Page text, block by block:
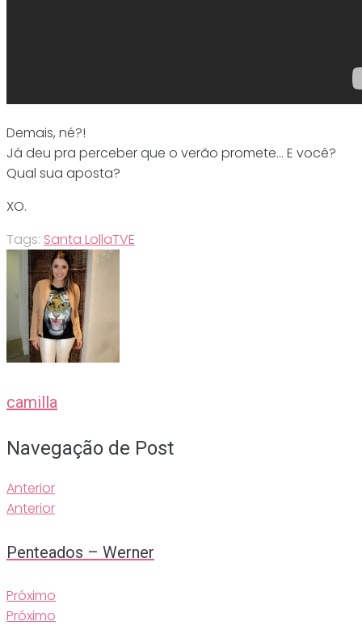
Demais, né?!
Já deu pra perceber que o verão promete… E você?
Qual sua aposta?
XO.
Tags: Santa LollaTVE
camilla
Navegação de Post
Anterior
Anterior
Penteados – Werner
Próximo
Próximo